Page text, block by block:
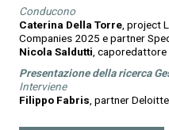
Conducono
Caterina Della Torre , project
Companies 2025 e partner
Nicola Saldutti ,
Presentazione della ricerca
Interviene
Filippo Fabris , partner